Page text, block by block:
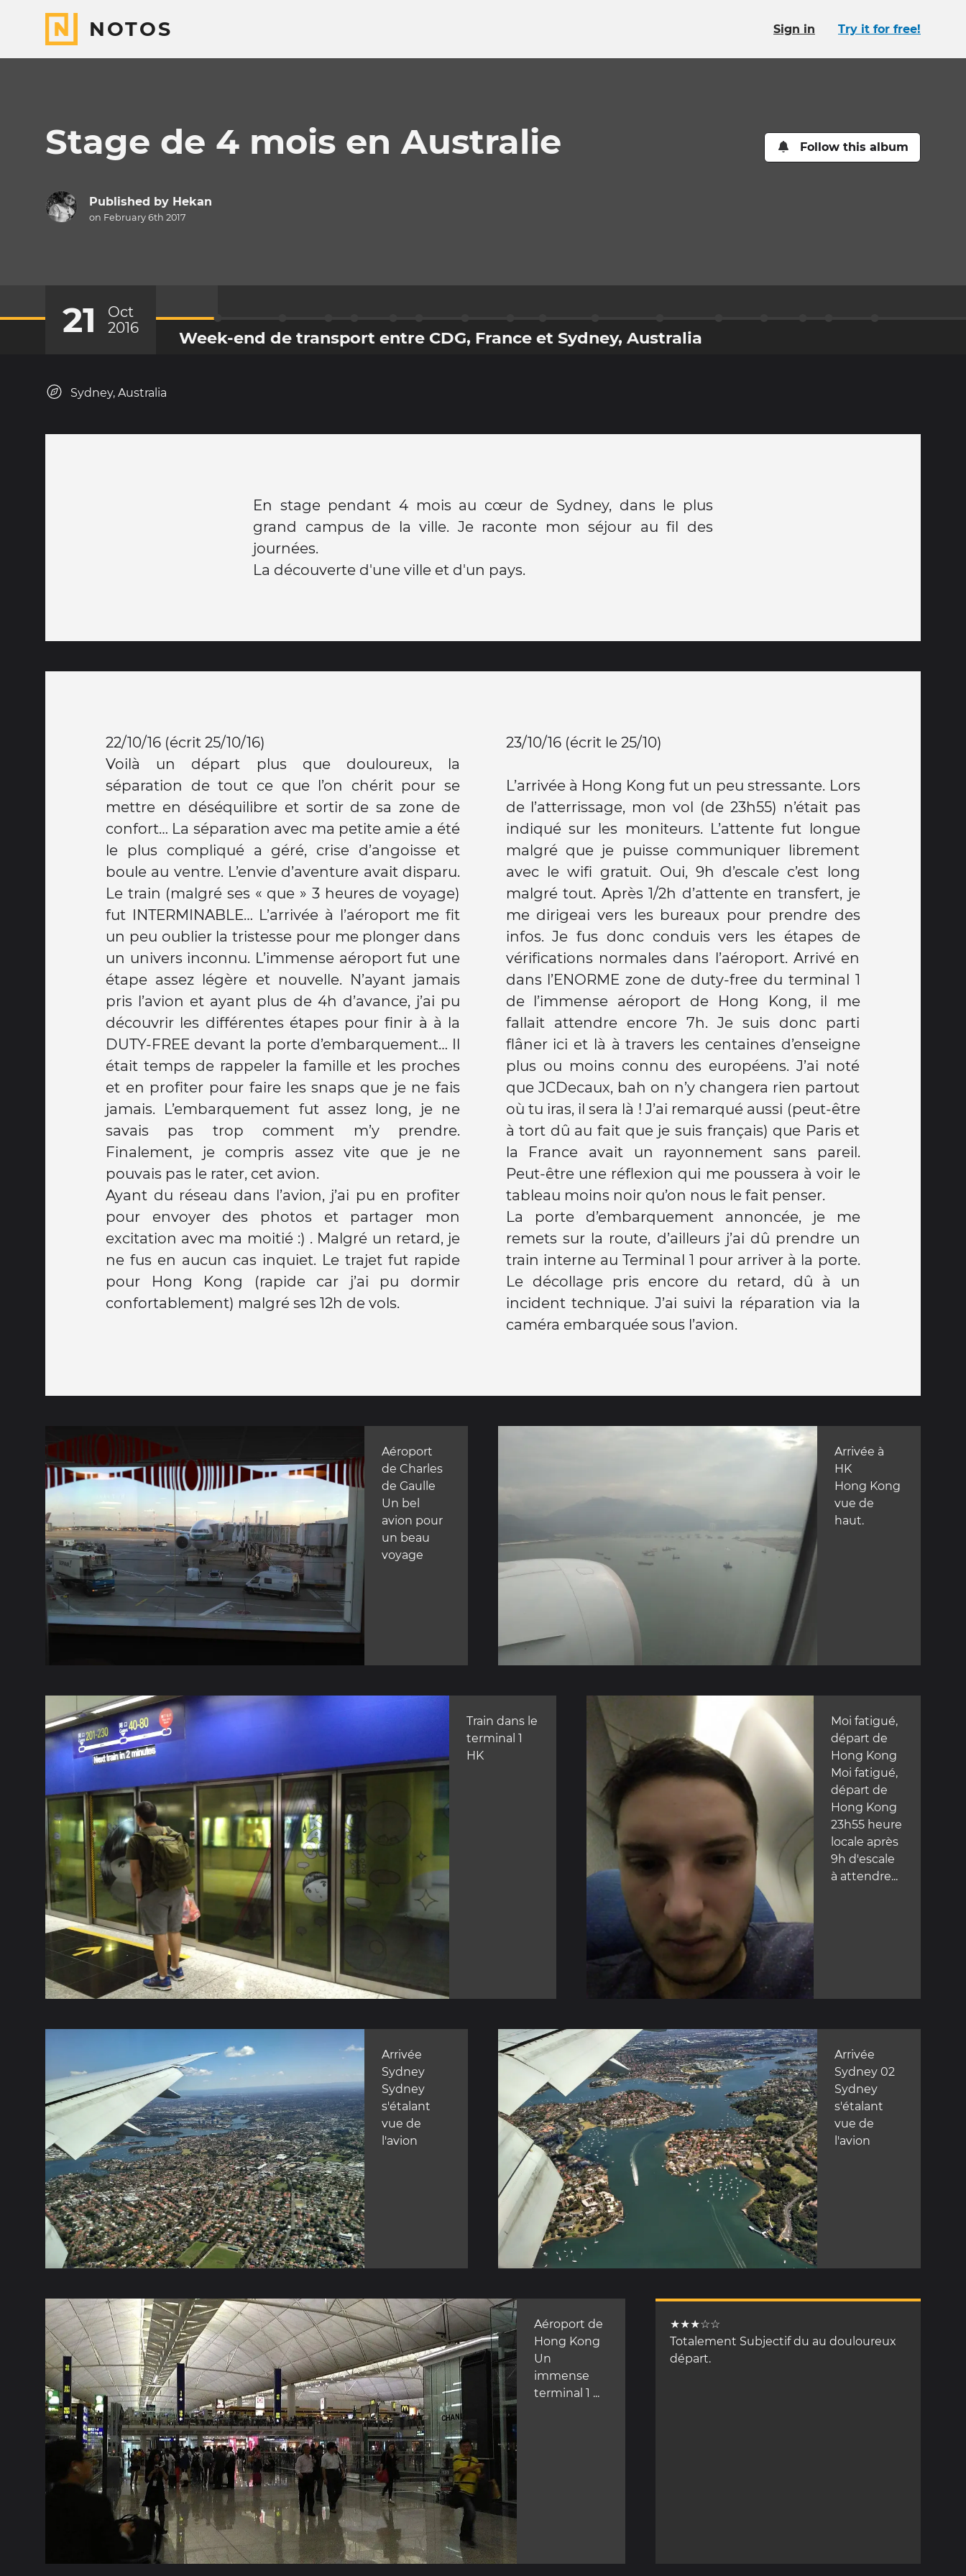
NOTOS Sign in Try it for free!
Stage de 4 mois en Australie Follow this album
Published by Hekan
on February 6th 2017
21
Oct
2016
Week-end de transport entre CDG, France et Sydney, Australia
Sydney, Australia
En stage pendant 4 mois au cœur de Sydney, dans le plus
grand campus de la ville. Je raconte mon séjour au fil des
journées.
La découverte d'une ville et d'un pays.
22/10/16 (écrit 25/10/16)
Voilà un départ plus que douloureux, la
séparation de tout ce que l’on chérit pour se
mettre en déséquilibre et sortir de sa zone de
confort… La séparation avec ma petite amie a été
le plus compliqué a géré, crise d’angoisse et
boule au ventre. L’envie d’aventure avait disparu.
Le train (malgré ses « que » 3 heures de voyage)
fut INTERMINABLE… L’arrivée à l’aéroport me fit
un peu oublier la tristesse pour me plonger dans
un univers inconnu. L’immense aéroport fut une
étape assez légère et nouvelle. N’ayant jamais
pris l’avion et ayant plus de 4h d’avance, j’ai pu
découvrir les différentes étapes pour finir à à la
DUTY-FREE devant la porte d’embarquement… Il
était temps de rappeler la famille et les proches
et en profiter pour faire les snaps que je ne fais
jamais. L’embarquement fut assez long, je ne
savais pas trop comment m’y prendre.
Finalement, je compris assez vite que je ne
pouvais pas le rater, cet avion.
Ayant du réseau dans l’avion, j’ai pu en profiter
pour envoyer des photos et partager mon
excitation avec ma moitié :) . Malgré un retard, je
ne fus en aucun cas inquiet. Le trajet fut rapide
pour Hong Kong (rapide car j’ai pu dormir
confortablement) malgré ses 12h de vols.
23/10/16 (écrit le 25/10)
L’arrivée à Hong Kong fut un peu stressante. Lors
de l’atterrissage, mon vol (de 23h55) n’était pas
indiqué sur les moniteurs. L’attente fut longue
malgré que je puisse communiquer librement
avec le wifi gratuit. Oui, 9h d’escale c’est long
malgré tout. Après 1/2h d’attente en transfert, je
me dirigeai vers les bureaux pour prendre des
infos. Je fus donc conduis vers les étapes de
vérifications normales dans l’aéroport. Arrivé en
dans l’ENORME zone de duty-free du terminal 1
de l’immense aéroport de Hong Kong, il me
fallait attendre encore 7h. Je suis donc parti
flâner ici et là à travers les centaines d’enseigne
plus ou moins connu des européens. J’ai noté
que JCDecaux, bah on n’y changera rien partout
où tu iras, il sera là ! J’ai remarqué aussi (peut-être
à tort dû au fait que je suis français) que Paris et
la France avait un rayonnement sans pareil.
Peut-être une réflexion qui me poussera à voir le
tableau moins noir qu’on nous le fait penser.
La porte d’embarquement annoncée, je me
remets sur la route, d’ailleurs j’ai dû prendre un
train interne au Terminal 1 pour arriver à la porte.
Le décollage pris encore du retard, dû à un
incident technique. J’ai suivi la réparation via la
caméra embarquée sous l’avion.
Aéroport
de Charles
de Gaulle
Un bel
avion pour
un beau
voyage
Arrivée à
HK
Hong Kong
vue de
haut.
Train dans le
terminal 1
HK
Moi fatigué,
départ de
Hong Kong
Moi fatigué,
départ de
Hong Kong
23h55 heure
locale après
9h d'escale
à attendre...
Arrivée
Sydney
Sydney
s'étalant
vue de
l'avion
Arrivée
Sydney 02
Sydney
s'étalant
vue de
l'avion
Aéroport de
Hong Kong
Un
immense
terminal 1 ...
★★★☆☆
Totalement Subjectif du au douloureux
départ.